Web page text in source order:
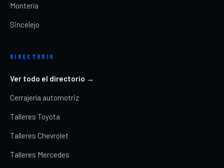
Montería
Sincelejo
DIRECTORIO
Ver todo el directorio →
Cerrajería automotriz
Talleres Toyota
Talleres Chevrolet
Talleres Mercedes